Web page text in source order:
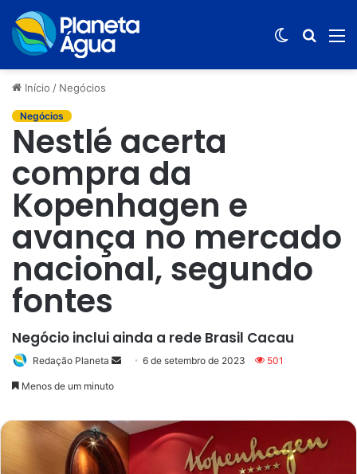
Switch
Início / Negócios
Negócios
Nestlé acerta
compra da
Kopenhagen e
avança no mercado
nacional, segundo
fontes
Negócio inclui ainda a rede Brasil Cacau
Redação Planeta
Mande
mail
6 de setembro de 2023 501
Menos de um minuto